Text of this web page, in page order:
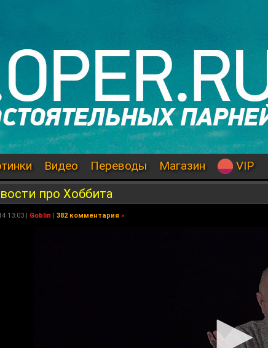
Видео Переводы Магазин VIP
про Хоббита
13:03 | Goblin | 382 комментария »